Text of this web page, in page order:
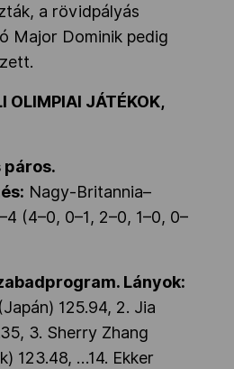
a rövidpályás
Major Dominik pedig
OLIMPIAI JÁTÉKOK,
páros.
Nagy-Britannia–
(4–0, 0–1, 2–0, 1–0, 0–
Lányok:
125.94, 2. Jia
3. Sherry Zhang
123.48, …14. Ekker